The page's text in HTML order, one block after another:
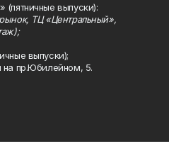
(пятничные выпуски):
ТЦ «Центральный»,
выпуски);
на пр.Юбилейном, 5.